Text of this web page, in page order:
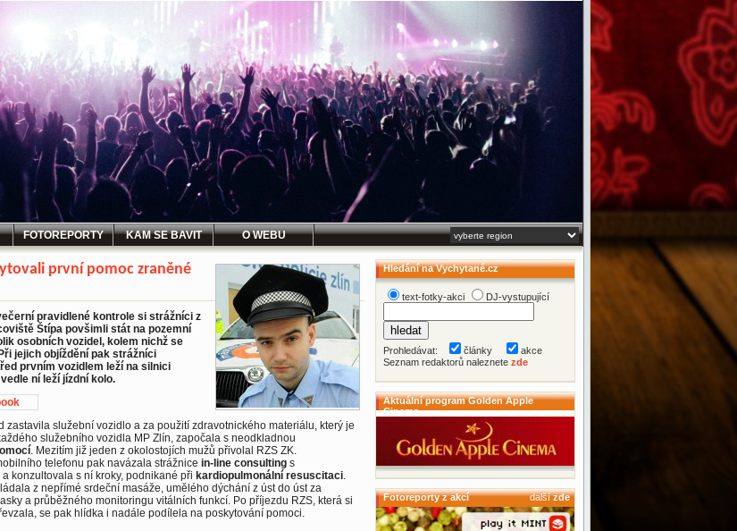
FOTOREPORTY KAM SE BAVIT O WEBU
první pomoc zraněné
pravidlené kontrole si strážníci z
Štípa povšimli stát na pozemní
osobních vozidel, kolem nichž se
jejich objíždění pak strážníci
prvním vozidlem leží na silnici
ní leží jízdní kolo.
zastavila služební vozidlo a za použití zdravotnického materiálu, který je
služebního vozidla MP Zlín, započala s neodkladnou
. Mezitím již jeden z okolostojích mužů přivolal RZS ZK.
telefonu pak navázala strážnice in-line consulting s
konzultovala s ní kroky, podnikané při kardiopulmonální resuscitaci.
z nepřímé srdeční masáže, umělého dýchání z úst do úst za
a průběžného monitoringu vitálních funkcí. Po příjezdu RZS, která si
se pak hlídka i nadále podílela na poskytování pomoci.
Hledání na Vychytané.cz
text-fotky-akci DJ-vystupující
Prohledávat: články
akce
Seznam redaktorů naleznete zde
Aktuální program Golden Apple
Cinema
Fotoreporty z akcí dalšízde